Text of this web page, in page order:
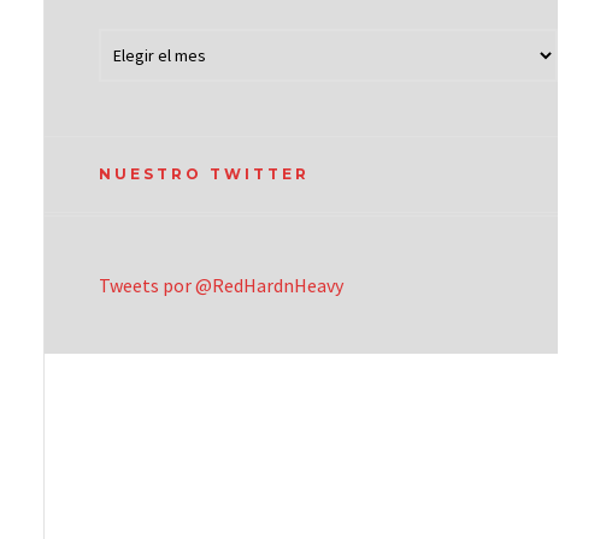
NUESTRO TWITTER
Tweets por @RedHardnHeavy